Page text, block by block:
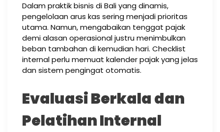
Dalam praktik bisnis di Bali yang dinamis,
pengelolaan arus kas sering menjadi prioritas
utama. Namun, mengabaikan tenggat pajak
demi alasan operasional justru menimbulkan
beban tambahan di kemudian hari. Checklist
internal perlu memuat kalender pajak yang jelas
dan sistem pengingat otomatis.
Evaluasi Berkala dan
Pelatihan Internal